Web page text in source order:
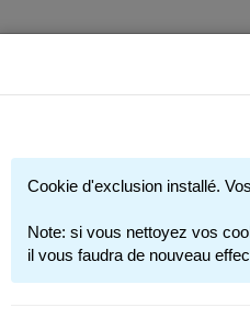
FAMILLE
scolaire - Accueils
Les
Cookie d'exclusion installé.
Note: si vous nettoyez vos
il vous faudra de nouveau